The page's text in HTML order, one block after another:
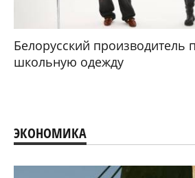
Белорусский производитель
школьную одежду
ЭКОНОМИКА